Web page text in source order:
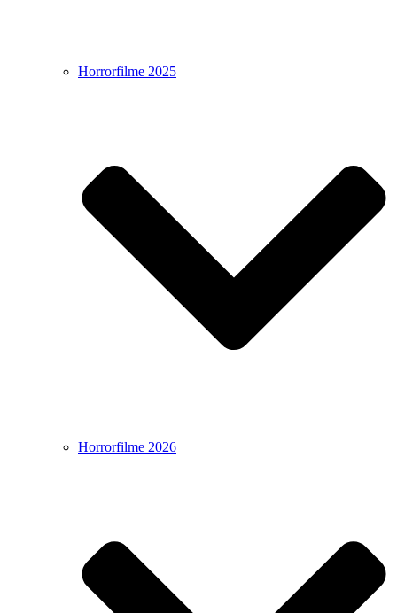
Horrorfilme 2025
Horrorfilme 2026